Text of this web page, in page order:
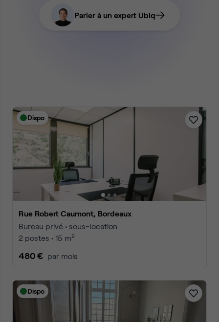
Parler à un expert Ubiq
Dispo
Rue Robert Caumont, Bordeaux
Bureau privé • sous-location
2 postes • 15 m2
480 € par mois
Dispo